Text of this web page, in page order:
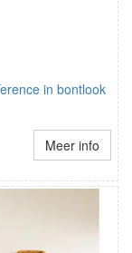
in bontlook
Meer info